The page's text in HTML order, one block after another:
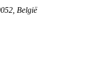
België